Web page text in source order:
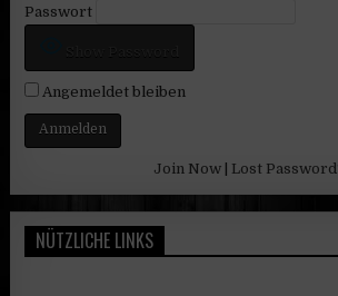
Passwort
Show Password
Angemeldet bleiben
Join Now Lost
NÜTZLICHE LINKS